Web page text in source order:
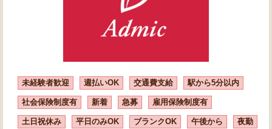
未経験者歓迎 週払いOK 交通費支給 駅から5分以内
社会保険制度有 新着 急募 雇用保険制度有
土日祝休み 平日のみOK ブランクOK 午後から 夜勤